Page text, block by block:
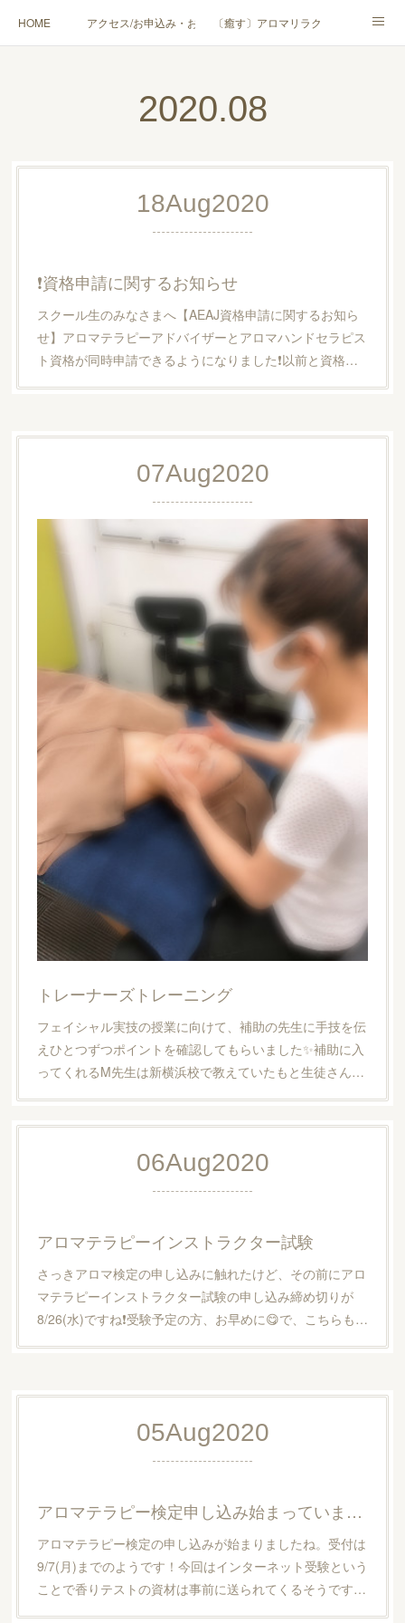
HOME アクセス/お申込み・お問合せ〔癒す〕アロマリラクゼーション
〔愉しむ〕アロマクラフトワークショップ〔使う〕実用アロマテラピー(全4回)
ハンモックタイ古式協会® 厚木校出張講座(個人／企業・団体)
2020.08
18Aug2020
❗️資格申請に関するお知らせ
スクール生のみなさまへ【AEAJ資格申請に関するお知ら
せ】アロマテラピーアドバイザーとアロマハンドセラピス
ト資格が同時申請できるようになりました❗️以前と資格…
07Aug2020
トレーナーズトレーニング
フェイシャル実技の授業に向けて、補助の先生に手技を伝
えひとつずつポイントを確認してもらいました✨補助に入
ってくれるM先生は新横浜校で教えていたもと生徒さん…
06Aug2020
アロマテラピーインストラクター試験
さっきアロマ検定の申し込みに触れたけど、その前にアロ
マテラピーインストラクター試験の申し込み締め切りが
8/26(水)ですね❗️受験予定の方、お早めに😋で、こちらも…
05Aug2020
アロマテラピー検定申し込み始まっています！
アロマテラピー検定の申し込みが始まりましたね。受付は
9/7(月)までのようです！今回はインターネット受験という
ことで香りテストの資材は事前に送られてくるそうです…